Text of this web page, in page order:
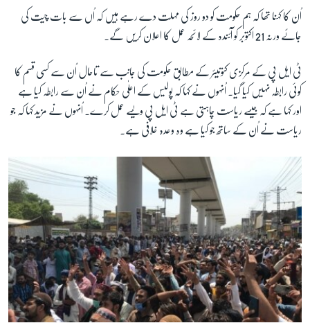
اُن کا کہنا تھا کہ ہم حکومت کو دو روز کی مہلت دے رہے ہیں کہ اُں سے بات چیت کی
جائے ورنہ 21 اکتوبر کو آئندہ کے لائحہ عمل کا اعلان کریں گے۔
ٹی ایل پی کے مرکزی کنونیئر کے مطابق حکومت کی جانب سے تاحال اُن سے کسی قسم کا
کوئی رابطہ نہیں کیا گیا۔ اُنہوں نے کہا کہ پولیس کے اعلٰی حکام نے اُن سے رابطہ کیا ہے
اور کہا ہے کہ جیسے ریاست چاہتی ہے ٹی ایل پی ویسے عمل کرے۔ اُنہوں نے مزید کہا کہ جو
ریاست نے اُن کے ساتھ جو کیا ہے وہ وعدہ خلافی ہے۔